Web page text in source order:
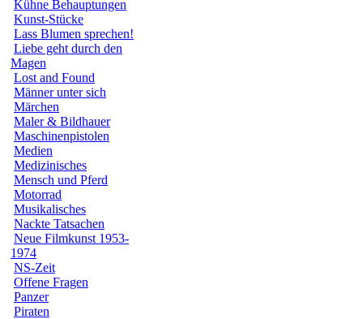
Kühne Behauptungen
Kunst-Stücke
Lass Blumen sprechen!
Liebe geht durch den
Magen
Lost and Found
Männer unter sich
Märchen
Maler & Bildhauer
Maschinenpistolen
Medien
Medizinisches
Mensch und Pferd
Motorrad
Musikalisches
Nackte Tatsachen
Neue Filmkunst 1953-
1974
NS-Zeit
Offene Fragen
Panzer
Piraten